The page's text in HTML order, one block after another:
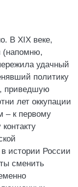
В XIX веке,
(напомню,
удачный
политику
приведшую
лет оккупации
– к первому
истории России
сменить